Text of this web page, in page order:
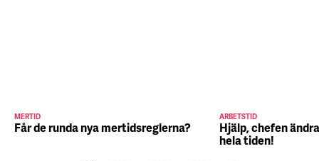
MERTID
Får de runda nya mertidsreglerna?
ARBETSTID
Hjälp, chefen
hela tiden!